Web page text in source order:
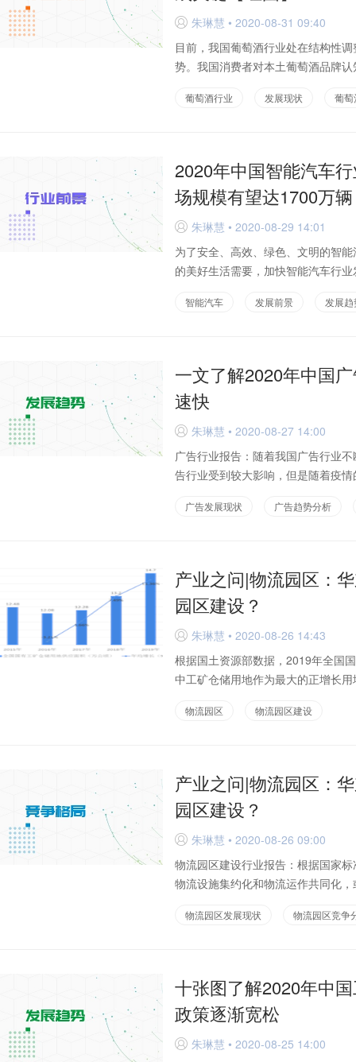
D 朱琳慧 • 2020-08-31 09:40
目前，我国葡萄酒行业处在结构性
势。我国消费者对本土葡萄酒品牌
葡萄酒行业 发展现状 葡萄
2020年中国智能汽车
场规模有望达1700万
D 朱琳慧 • 2020-08-29 14:01
为了安全、高效、绿色、文明的智
的美好生活需要，加快智能汽车行
智能汽车 发展前景 发展趋
一文了解2020年中国
速快
D 朱琳慧 • 2020-08-27 14:00
广告行业报告：随着我国广告行业
告行业受到较大影响，但是随着疫
广告发展现状 广告趋势分析
产业之问|物流园区：
园区建设？
D 朱琳慧 • 2020-08-26 14:43
根据国土资源部数据，2019年全国
中工矿仓储用地作为最大的正增长
物流园区 物流园区建设
产业之问|物流园区：
园区建设？
D 朱琳慧 • 2020-08-26 09:00
物流园区建设行业报告：根据国家
物流设施集约化和物流运作共同化
物流园区发展现状 物流园区竞争
十张图了解2020年中
政策逐渐宽松
D 朱琳慧 • 2020-08-25 14:00